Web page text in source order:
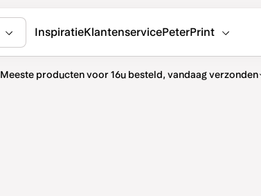
InspiratieKlantenservicePeterPrint
Meeste producten voor 16u besteld, vandaag verzonden